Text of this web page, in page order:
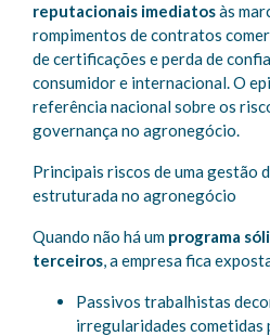
reputacionais imediatosàs
rompimentos de contratos
de certificações e perda de
consumidor e internacional. O
referência nacional sobre os
governança no agronegócio.
Principais riscos de uma gestão
estruturada no agronegócio
Quando não há um programa
terceiros, a empresa fica
Passivos trabalhistas
irregularidades cometidas